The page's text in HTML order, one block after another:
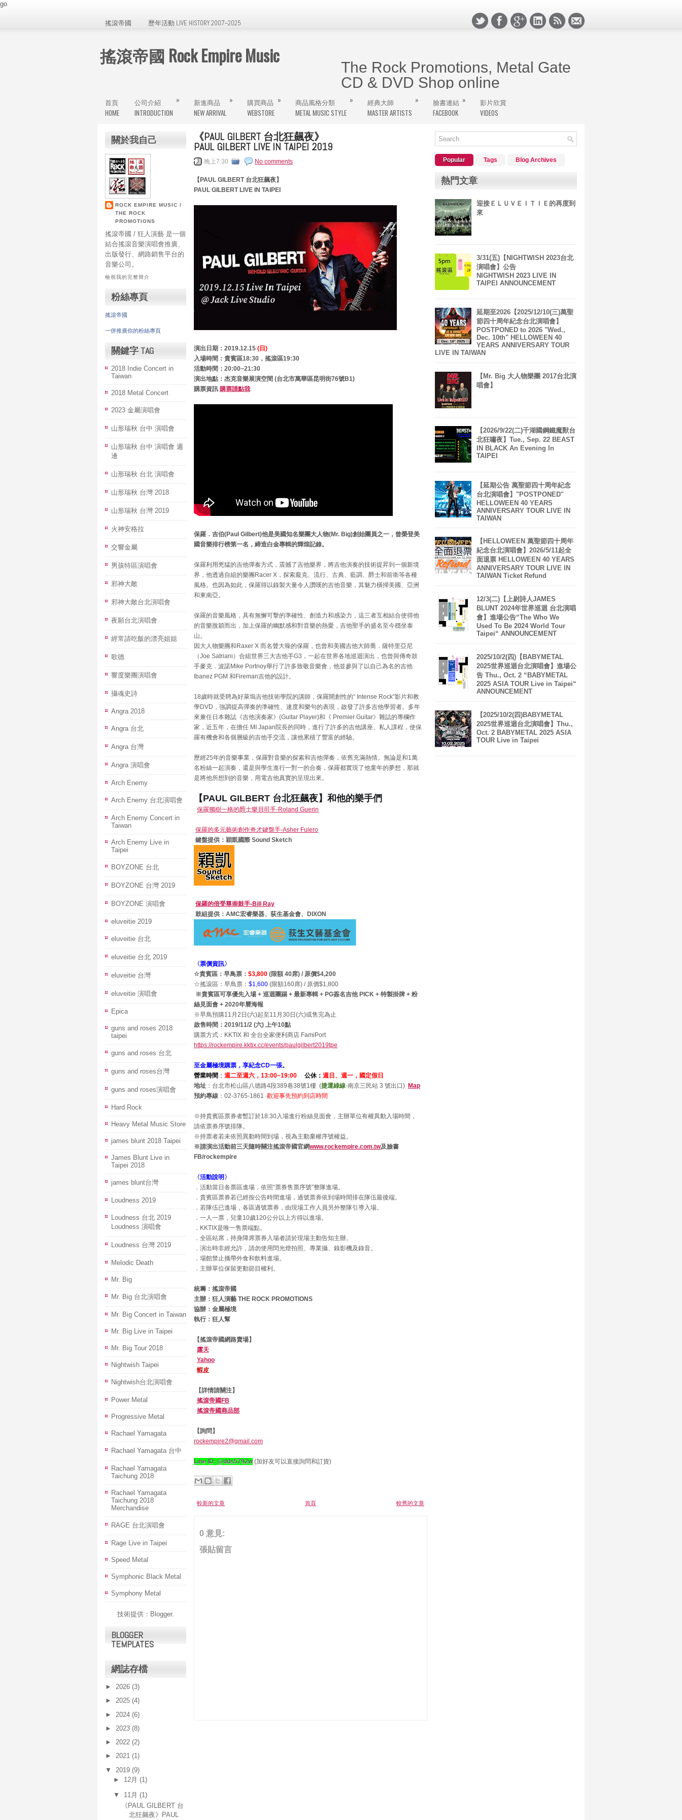
go
搖滾帝國 歷年活動 LIVE HISTORY 2007~2025
搖滾帝國 Rock Empire Music
The Rock Promotions, Metal Gate
CD & DVD Shop online
曾經在The Wall、饒河街旁的金屬極境挖寶的搖滾客們，堅持的心永遠不滅，新版的
網購將逐步更新，大家千萬記得這個屬於搖滾客的天地。
首頁
HOME
公司介紹
INTRODUCTION
»
新進商品
NEW ARRIVAL
»
購買商品
WEBSTORE
»
商品風格分類
METAL MUSIC STYLE
»
經典大師
MASTER ARTISTS
»
臉書連結
FACEBOOK
»
影片欣賞
VIDEOS
關於我自己
ROCK EMPIRE MUSIC /
THE ROCK
PROMOTIONS
搖滾帝國 / 狂人演藝 是一個
結合搖滾音樂演唱會推廣、
出版發行、網路銷售平台的
音樂公司。
檢視我的完整簡介
粉絲專頁
搖滾帝國
一併推廣你的粉絲專頁
關鍵字 TAG
2018 Indie Concert in
Taiwan
2018 Metal Concert
2023 金屬演唱會
山形瑞秋 台中 演唱會
山形瑞秋 台中 演唱會 週
邊
山形瑞秋 台北 演唱會
山形瑞秋 台灣 2018
山形瑞秋 台灣 2019
火神安格拉
交響金屬
男孩特區演唱會
邪神大敵
邪神大敵台北演唱會
夜願台北演唱會
經常請吃飯的漂亮姐姐
歌德
響度樂團演唱會
攝魂史詩
Angra 2018
Angra 台北
Angra 台灣
Angra 演唱會
Arch Enemy
Arch Enemy 台北演唱會
Arch Enemy Concert in
Taiwan
Arch Enemy Live in
Taipei
BOYZONE 台北
BOYZONE 台灣 2019
BOYZONE 演唱會
eluveitie 2019
eluveitie 台北
eluveitie 台北 2019
eluveitie 台灣
eluveitie 演唱會
Epica
guns and roses 2018
taipei
guns and roses 台北
guns and roses台灣
guns and roses演唱會
Hard Rock
Heavy Metal Music Store
james blunt 2018 Taipei
James Blunt Live in
Taipei 2018
james blunt台灣
Loudness 2019
Loudness 台北 2019
Loudness 演唱會
Loudness 台灣 2019
Melodic Death
Mr. Big
Mr. Big 台北演唱會
Mr. Big Concert in Taiwan
Mr. Big Live in Taipei
Mr. Big Tour 2018
Nightwish Taipei
Nightwish台北演唱會
Power Metal
Progressive Metal
Rachael Yamagata
Rachael Yamagata 台中
Rachael Yamagata
Taichung 2018
Rachael Yamagata
Taichung 2018
Merchandise
RAGE 台北演唱會
Rage Live in Taipei
Speed Metal
Symphonic Black Metal
Symphony Metal
技術提供： Blogger.
BLOGGER
TEMPLATES
網誌存檔
► 2026 (3)
► 2025 (4)
► 2024 (6)
► 2023 (8)
► 2022 (2)
► 2021 (1)
▼ 2019 (9)
► 12月 (1)
▼ 11月 (1)
《PAUL GILBERT 台
北狂飆夜》PAUL
《PAUL GILBERT 台北狂飆夜》
PAUL GILBERT LIVE IN TAIPEI 2019
晚上7:30 No comments
【PAUL GILBERT 台北狂飆夜】
PAUL GILBERT LIVE IN TAIPEI
演出日期：2019.12.15 (日)
入場時間：貴賓區18:30，搖滾區19:30
活動時間：20:00~21:30
演出地點：杰克音樂展演空間 (台北市萬華區昆明街76號B1)
購票資訊 購票請點我
保羅．吉伯(Paul Gilbert)他是美國知名樂團大人物(Mr. Big)創始團員之一，曾榮登美
國音樂排行榜第一名，締造白金專輯的輝煌記錄。
保羅利用兇猛的吉他彈奏方式，震撼了吉他樂界，將吉他演奏的技術提昇到一個新境
界，他透過自組的樂團Racer X，探索龐克、流​​行、古典、藍調、爵士和前衛等各種
風格。也因為如此，保羅得以錄製大量令人讚嘆的吉他音樂，其魅力橫掃美國、亞洲
和東南亞。
保羅的音樂風格，具有無懈可擊的準確性、創造力和感染力，這三者互相結合使得他
的音樂脫穎而出，加上保羅的幽默感和對音樂的熱愛，吉他聖手的盛名至今穩坐泰
山。
因大人物樂團和Raxer X 而名聲大噪的保羅，也曾和美國吉他大師喬．薩特里亞尼
（Joe Satriani）合組世界三大吉他手G3，一起在世界各地巡迴演出，也曾與傳奇鼓
手麥克．波諾Mike Portnoy舉行了許多致敬音樂會，他並參與了以自己為名的吉他
Ibanez PGM 和Fireman吉他的設計。
18歲時就受聘為好萊塢吉他技術學院的講師，保羅開創性的“ Intense Rock”影片和教
學DVD，強調提高彈奏的準確性、速度和樂句的表現，啟發了許多吉他學習者。多年
來兼任日本雜誌《吉他演奏家》(Guitar Player)和《 Premier Guitar》雜誌的專欄作
家，近五年，在擔任 MI Japan院長的同時，進行了許多的吉他講座、私人課程，使保
羅有機會和各個層級的吉他手交流，讓他累積了豐富的經驗。
歷經25年的音樂事業，保羅對音樂的探索和吉他彈奏，依舊充滿熱情。無論是和1萬
名粉絲一起演奏，還是與學生進行一對一的合奏，保羅都實現了他童年的夢想，那就
是將他所想到的音樂，用電吉他真實的呈現出來。
【PAUL GILBERT 台北狂飆夜】和他的樂手們
保羅獨樹一格的爵士樂貝司手-Roland Guerin
保羅的多元藝術創作奇才鍵盤手-Asher Fulero
鍵盤提供 ：穎凱國際 Sound Sketch
保羅的倍受尊崇鼓手-Bill Ray
鼓組提供：AMC宏睿樂器、荻生基金會、DIXON
〈票價資訊〉
☆貴賓區：早鳥票： $3,800 (限額 40席) / 原價$4,200
☆搖滾區：早鳥票： $1,600 (限額160席) / 原價$1,800
※貴賓區可享優先入場 + 巡迴團踢 + 最新專輯 + PG簽名吉他 PICK + 特製掛牌 + 粉
絲見面會 + 2020年曆海報
※早鳥預購11月2日(六)起至11月30日(六)或售完為止
啟售時間：2019/11/2 (六) 上午10點
購票方式：KKTIX 和 全台全家便利商店 FamiPort
https://rockempire.kktix.cc/events/paulgilbert2019tpe
至金屬極境購票，享紀念CD一張。
營業時間 ： 週二至週六，13:00~19:00 公休： 週日、週一，國定假日
地址 ：台北市松山區八德路4段389巷38號1樓 (捷運綠線-南京三民站 3 號出口) Map
預約專線 ：02-3765-1861 歡迎事先預約到店時間
※持貴賓區票券者暫訂於18:30入場進行粉絲見面會，主辦單位有權異動入場時間，
請依票券序號排隊。
※持票者若未依照異動時間到場，視為主動棄權序號權益。
※請演出活動前三天隨時關注搖滾帝國官網www.rockempire.com.tw及臉書
FB/rockempire
〈活動說明〉
．活動當日各票區進場，依照“票券售票序號”整隊進場。
．貴賓區票券若已經按公告時間進場，過號票券依到場時間排在隊伍最後端。
．若隊伍已進場，各區過號票券，由現場工作人員另外整隊引導入場。
．一人一票，兒童10歲120公分以上方得以進場。
．KKTIX是唯一售票端點。
．全區站席，持身障席票券入場者請於現場主動告知主辦。
．演出時非經允許，請勿使用閃光燈拍照、專業攝、錄影機及錄音。
．場館禁止攜帶外食和飲料進場。
．主辦單位保留更動節目權利。
統籌：搖滾帝國
主辦：狂人演藝 THE ROCK PROMOTIONS
協辦：金屬極境
執行：狂人幫
【搖滾帝國網路賣場】
露天
Yahoo
蝦皮
【詳情請關注】
搖滾帝國FB
搖滾帝國商品部
【詢問】
rockempire2@gmail.com
Line ID: @dds5792w(加好友可以直接詢問和訂貨)
較新的文章 較舊的文章
首頁
0 意見:
張貼留言
Popular Tags Blog Archives
熱門文章
迎接ＥＬＵＶＥＩＴＩＥ的再度到
來
3/31(五)【NIGHTWISH 2023台北
演唱會】公告
NIGHTWISH 2023 LIVE IN
TAIPEI ANNOUNCEMENT
延期至2026【2025/12/10(三)萬聖
節四十周年紀念台北演唱會】
POSTPONED to 2026 "Wed.,
Dec. 10th" HELLOWEEN 40
YEARS ANNIVERSARY TOUR
LIVE IN TAIWAN
【Mr. Big 大人物樂團 2017台北演
唱會】
【2026/9/22(二)千湖國鋼鐵魔獸台
北狂嘯夜】Tue., Sep. 22 BEAST
IN BLACK An Evening In
TAIPEI
【延期公告 萬聖節四十周年紀念
台北演唱會】"POSTPONED"
HELLOWEEN 40 YEARS
ANNIVERSARY TOUR LIVE IN
TAIWAN
【HELLOWEEN 萬聖節四十周年
紀念台北演唱會】2026/5/11起全
面退票 HELLOWEEN 40 YEARS
ANNIVERSARY TOUR LIVE IN
TAIWAN Ticket Refund
12/3(二)【上尉詩人JAMES
BLUNT 2024年世界巡迴 台北演唱
會】進場公告“The Who We
Used To Be 2024 World Tour
Taipei“ ANNOUNCEMENT
2025/10/2(四)【BABYMETAL
2025世界巡迴台北演唱會】進場公
告 Thu., Oct. 2 “BABYMETAL
2025 ASIA TOUR Live in Taipei“
ANNOUNCEMENT
【2025/10/2(四)BABYMETAL
2025世界巡迴台北演唱會】Thu.,
Oct. 2 BABYMETAL 2025 ASIA
TOUR Live in Taipei